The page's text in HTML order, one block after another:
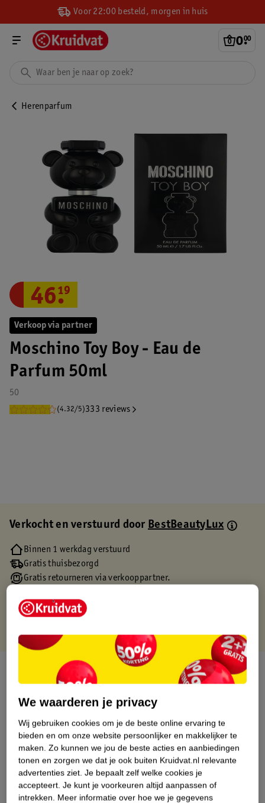
Voor 22:00 besteld, morgen in huis
0.
00
Herenparfum
Verkoop via partner
Moschino Toy Boy - Eau de
Parfum 50ml
50
(4.32/5)333 reviews
46.
19
Verkocht en verstuurd doorBestBeautyLux
Binnen 1 werkdag verstuurd
Gratis thuisbezorgd
Gratis retourneren via verkooppartner.
Over dit product
Productinformatie
Etiketinformatie
Nature Impact Score
Dit product heeft (nog) geen Nature
Impact Score.
We waarderen je privacy
Wij gebruiken cookies om je de beste online ervaring te
bieden en om onze website persoonlijker en makkelijker te
maken. Zo kunnen we jou de beste acties en aanbiedingen
tonen en zorgen we dat je ook buiten Kruidvat.nl relevante
advertenties ziet. Je bepaalt zelf welke cookies je
accepteert. Je kunt je voorkeuren altijd aanpassen of
intrekken. Meer informatie over hoe we je gegevens